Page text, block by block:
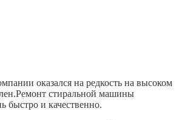
оказался на редкость на высоком
стиральной машины
быстро и качественно.